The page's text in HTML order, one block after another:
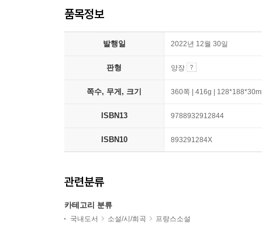
품목정보
발행일 2022년 12월 30일
판형 양장
쪽수, 무게, 크기 360쪽 | 416g |
ISBN13 9788932912844
ISBN10 893291284X
관련분류
카테고리 분류
국내도서 소설/시/희곡 프랑스소설